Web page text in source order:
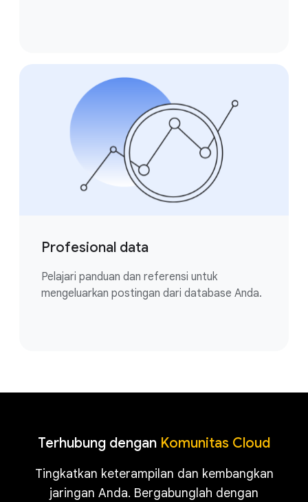
Profesional data
Pelajari panduan dan referensi untuk
mengeluarkan postingan dari database Anda.
Terhubung dengan Komunitas Cloud
Tingkatkan keterampilan dan kembangkan
jaringan Anda. Bergabunglah dengan